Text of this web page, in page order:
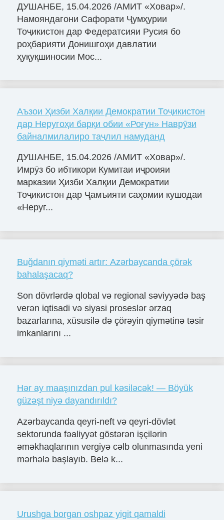
ДУШАНБЕ, 15.04.2026 /АМИТ «Ховар»/.
Намояндагони Сафорати Ҷумҳурии
Тоҷикистон дар Федератсияи Русия бо
роҳбарияти Донишгоҳи давлатии
ҳуқуқшиносии Мос...
Аъзои Ҳизби Халқии Демократии Тоҷикистон
дар Неругоҳи барқи обии «Роғун» Наврӯзи
байналмилалиро таҷлил намуданд
ДУШАНБЕ, 15.04.2026 /АМИТ «Ховар»/.
Имрӯз бо ибтикори Кумитаи иҷроияи
марказии Ҳизби Халқии Демократии
Тоҷикистон дар Ҷамъияти саҳомии кушодаи
«Неруг...
Buğdanın qiyməti artır: Azərbaycanda çörək
bahalaşacaq?
Son dövrlərdə qlobal və regional səviyyədə baş
verən iqtisadi və siyasi proseslər ərzaq
bazarlarına, xüsusilə də çörəyin qiymətinə təsir
imkanlarını ...
Hər ay maaşınızdan pul kəsiləcək! — Böyük
güzəşt niyə dayandırıldı?
Azərbaycanda qeyri-neft və qeyri-dövlət
sektorunda fəaliyyət göstərən işçilərin
əməkhaqlarının vergiyə cəlb olunmasında yeni
mərhələ başlayıb. Belə k...
Urushga borgan oshpaz yigit qamaldi